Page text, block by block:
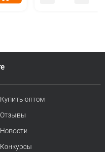
Купить оптом
Отзывы
Новости
Конкурсы